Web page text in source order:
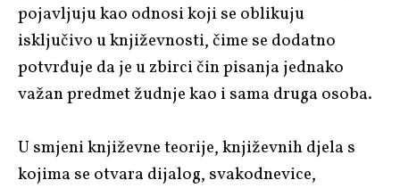
pojavljuju kao odnosi koji se oblikuju
isključivo u književnosti, čime se dodatno
potvrđuje da je u zbirci čin pisanja jednako
važan predmet žudnje kao i sama druga osoba.
U smjeni književne teorije, književnih djela s
kojima se otvara dijalog, svakodnevice,